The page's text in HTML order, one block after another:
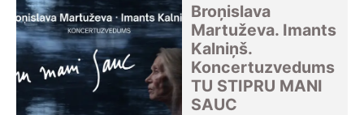
Broņislava
Martuževa. Imants
Kalniņš.
Koncertuzvedums
TU STIPRU MANI
SAUC